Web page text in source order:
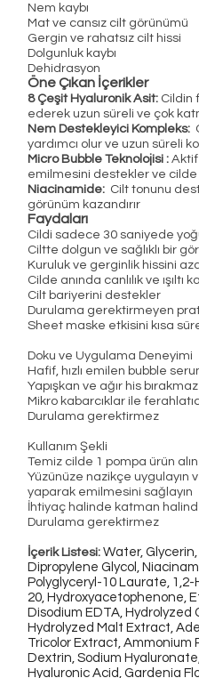
Nem kaybı
Mat ve cansız cilt görünümü
Gergin ve rahatsız cilt hissi
Dolgunluk kaybı
Dehidrasyon
Öne Çıkan İçerikler
8 Çeşit Hyaluronik Asit: Cildin
ederek uzun süreli ve çok
Nem Destekleyici Kompleks:
yardımcı olur ve uzun süreli
Micro Bubble Teknolojisi : Aktif
emilmesini destekler ve cilde
Niacinamide: Cilt tonunu
görünüm kazandırır
Faydaları
Cildi sadece 30 saniyede
Ciltte dolgun ve sağlıklı bir
Kuruluk ve gerginlik hissini
Cilde anında canlılık ve ışıltı
Cilt bariyerini destekler
Durulama gerektirmeyen
Sheet maske etkisini kısa
Doku ve Uygulama Deneyimi
Hafif, hızlı emilen bubble
Yapışkan ve ağır his bırakmaz
Mikro kabarcıklar ile
Durulama gerektirmez
Kullanım Şekli
Temiz cilde 1 pompa ürün alın
Yüzünüze nazikçe uygulayın
yaparak emilmesini sağlayın
İhtiyaç halinde katman
Durulama gerektirmez
İçerik Listesi: Water,
Dipropylene Glycol,
Polyglyceryl-10 Laurate,
20, Hydroxyacetophenone,
Disodium EDTA,
Hydrolyzed Malt Extract,
Tricolor Extract, Ammonium
Dextrin, Sodium
Hyaluronic Acid, Gardenia